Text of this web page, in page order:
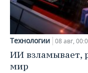
Технологии 08 авг,
ИИ взламывает,
мир